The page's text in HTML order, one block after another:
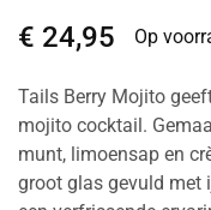
€ 24,95 Op
Tails Berry Mojito
mojito cocktail.
munt, limoensap en
groot glas gevuld met